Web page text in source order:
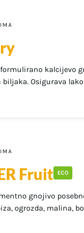
formulirano kalcijevo
biljaka. Osigurava
Fruit ECO
gnojivo
ogrozda, malina,